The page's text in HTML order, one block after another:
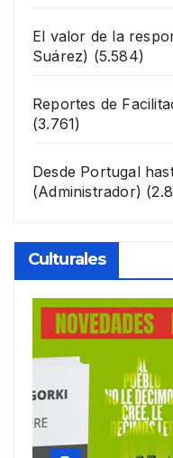
El valor de la
Suárez) (5.584)
Reportes de
(3.761)
Desde Portugal
(Administrador)
Culturales